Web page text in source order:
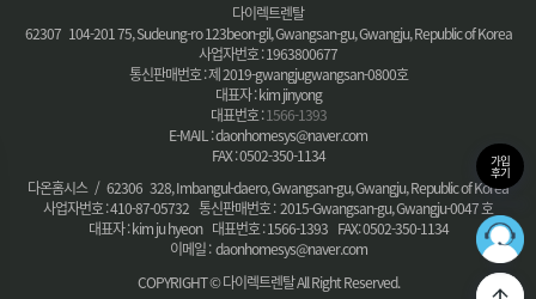
다이렉트렌탈
62307 104-201 75, Sudeung-ro 123beon-gil, Gwangsan-gu, Gwangju, Republic of Korea
사업자번호 : 1963800677
통신판매번호 : 제 2019-gwangjugwangsan-0800호
대표자 : kim jinyong
대표번호 :1566-1393
E-MAIL : daonhomesys@naver.com
FAX : 0502-350-1134
다온홈시스 / 62306 328, Imbangul-daero, Gwangsan-gu, Gwangju, Republic of Korea
사업자번호 : 410-87-05732 통신판매번호 : 2015-Gwangsan-gu, Gwangju-0047 호
대표자 : kim ju hyeon 대표번호 : 1566-1393 FAX: 0502-350-1134
이메일 : daonhomesys@naver.com
COPYRIGHT © 다이렉트렌탈 All Right Reserved.
가입
후기
365
최적